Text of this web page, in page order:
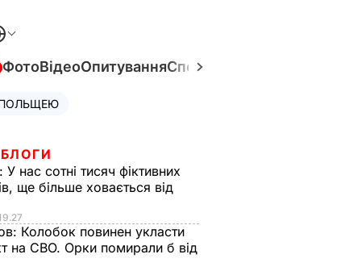
ФотоВідеоОпитуванняСпецпроєкти
У нас сотні тисяч фіктивних
ще більше ховається від
Колобок повинен укласти
на СВО. Орки помирали б від